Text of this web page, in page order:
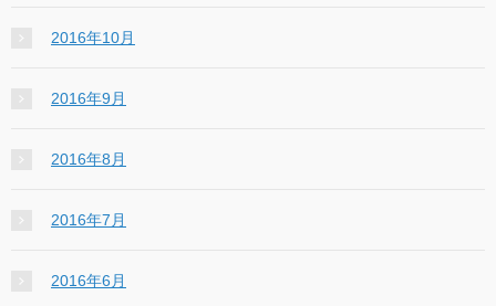
2016年10月
2016年9月
2016年8月
2016年7月
2016年6月